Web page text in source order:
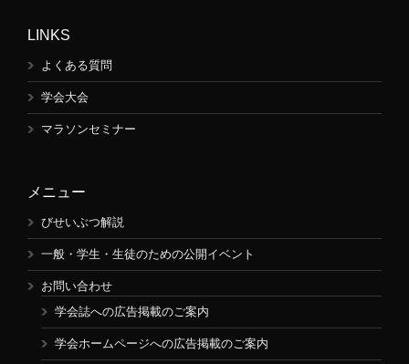
LINKS
よくある質問
学会大会
マラソンセミナー
メニュー
びせいぶつ解説
一般・学生・生徒のための公開イベント
お問い合わせ
学会誌への広告掲載のご案内
学会ホームページへの広告掲載のご案内